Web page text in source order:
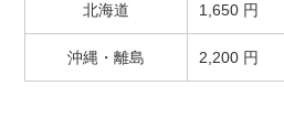
北海道 1,650 円
沖縄・離島 2,200 円